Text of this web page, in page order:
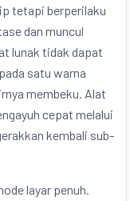
tetapi berperilaku
dan muncul
lunak tidak dapat
satu warna
membeku. Alat
cepat melalui
kembali sub-
layar penuh.